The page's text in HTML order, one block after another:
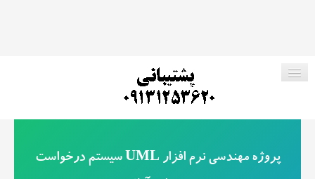
پروژه مهندسی نرم افزار UML سیستم درخواست